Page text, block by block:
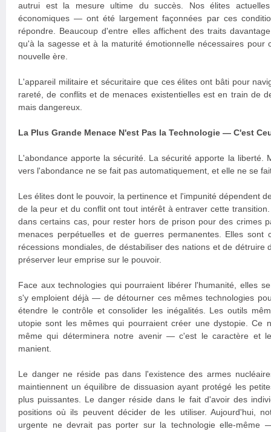
autrui est la mesure ultime du succès. Nos élites
économiques — ont été largement façonnées par ces
répondre. Beaucoup d'entre elles affichent des traits
qu'à la sagesse et à la maturité émotionnelle nécessaires pour
nouvelle ère.
L'appareil militaire et sécuritaire que ces élites ont bâti pour
rareté, de conflits et de menaces existentielles est en train de
mais dangereux.
La Plus Grande Menace N'est Pas la Technologie — C'est
L'abondance apporte la sécurité. La sécurité apporte la liberté.
vers l'abondance ne se fait pas automatiquement, et elle ne se
Les élites dont le pouvoir, la pertinence et l'impunité dépendent
de la peur et du conflit ont tout intérêt à entraver cette
dans certains cas, pour rester hors de prison pour des crimes
menaces perpétuelles et de guerres permanentes. Elles sont
récessions mondiales, de déstabiliser des nations et de détruire
préserver leur emprise sur le pouvoir.
Face aux technologies qui pourraient libérer l'humanité, elles
s'y emploient déjà — de détourner ces mêmes technologies
étendre le contrôle et consolider les inégalités. Les outils
utopie sont les mêmes qui pourraient créer une dystopie. Ce
même qui déterminera notre avenir — c'est le caractère et
manient.
Le danger ne réside pas dans l'existence des armes
maintiennent un équilibre de dissuasion ayant protégé les
plus puissantes. Le danger réside dans le fait d'avoir des
positions où ils peuvent décider de les utiliser. Aujourd'hui,
urgente ne devrait pas porter sur la technologie elle-même